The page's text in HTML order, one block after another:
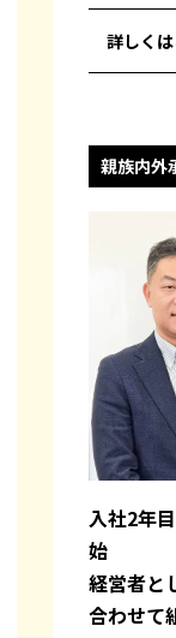
詳しく
親族内外
入社2年
始
経営者と
合わせて